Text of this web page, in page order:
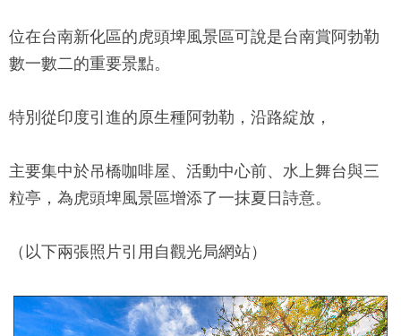
位在台南新化區的虎頭埤風景區可說是台南賞阿勃勒
數一數二的重要景點。
特別從印度引進的原生種阿勃勒，沿路綻放，
主要集中於吊橋咖啡屋、活動中心前、水上舞台與三
粒亭，為虎頭埤風景區增添了一抹夏日詩意。
（以下兩張照片引用自觀光局網站）